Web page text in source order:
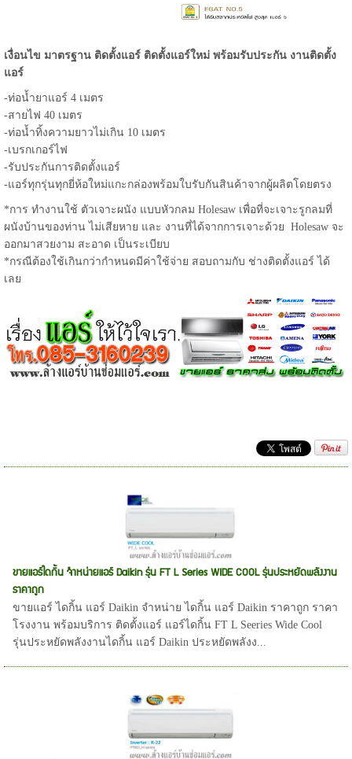
เงื่อนไข มาตรฐาน ติดตั้งแอร์ ติดตั้งแอร์ใหม่ พร้อมรับประกัน งานติดตั้ง
แอร์
-ท่อน้ำยาแอร์ 4 เมตร
-สายไฟ 40 เมตร
-ท่อน้ำทิ้งความยาวไม่เกิน 10 เมตร
-เบรกเกอร์ไฟ
-รับประกันการติดตั้งแอร์
-แอร์ทุกรุ่นทุกยี่ห้อใหม่แกะกล่องพร้อมใบรับกันสินค้าจากผู้ผลิตโดยตรง
*การ ทำงานใช้ ตัวเจาะผนัง แบบหัวกลม Holesaw เพื่อที่จะเจาะรูกลมที่
ผนังบ้านของท่าน ไม่เสียหาย และ งานที่ได้จากการเจาะด้วย Holesaw จะ
ออกมาสวยงาม สะอาด เป็นระเบียบ
*กรณีต้องใช้เกินกว่ากำหนดมีค่าใช้จ่าย สอบถามกับ ช่างติดตั้งแอร์ ได้
เลย
ขายแอร์ไดกิ้น จำหน่ายแอร์ Daikin รุ่น FT L Series WIDE COOL รุ่นประหยัดพลังงาน
ราคาถูก
ขายแอร์ ไดกิ้น แอร์ Daikin จำหน่าย ไดกิ้น แอร์ Daikin ราคาถูก ราคา
โรงงาน พร้อมบริการ ติดตั้งแอร์ แอร์ไดกิ้น FT L Seeries Wide Cool
รุ่นประหยัดพลังงานไดกิ้น แอร์ Daikin ประหยัดพลังง...